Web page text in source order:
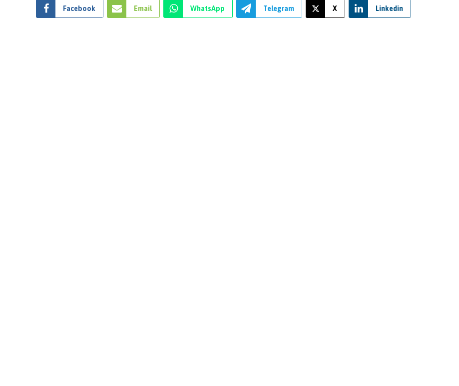
Facebook Email WhatsApp Telegram X Linkedin